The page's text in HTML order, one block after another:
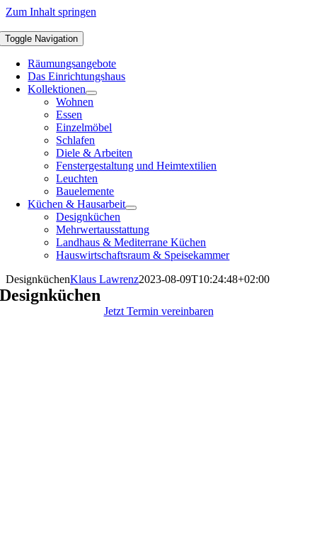
Zum Inhalt springen
Toggle Navigation
Räumungsangebote
Das Einrichtungshaus
Kollektionen
Wohnen
Essen
Einzelmöbel
Schlafen
Diele & Arbeiten
Fenstergestaltung und Heimtextilien
Leuchten
Bauelemente
Küchen & Hausarbeit
Designküchen
Mehrwertausstattung
Landhaus & Mediterrane Küchen
Hauswirtschaftsraum & Speisekammer
DesignküchenKlaus Lawrenz2023-08-09T10:24:48+02:00
Designküchen
Jetzt Termin vereinbaren